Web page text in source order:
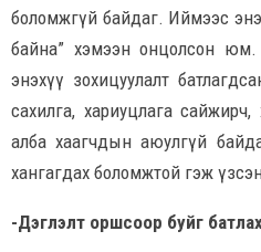
боломжгүй байдаг. Иймээс энэ
байна” хэмээн онцолсон юм.
энэхүү зохицуулалт
сахилга, хариуцлага сайжирч,
алба хаагчдын аюулгүй
хангагдах боломжтой гэж
-Дэглэлт оршсоор буйг